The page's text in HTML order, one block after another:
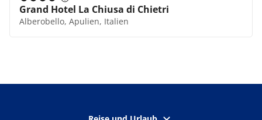
Grand Hotel La Chiusa di Chietri
Alberobello, Apulien, Italien